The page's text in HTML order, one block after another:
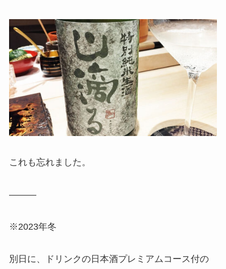
これも忘れました。
———
※2023年冬
別日に、ドリンクの日本酒プレミアムコース付の